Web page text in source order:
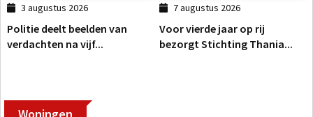
3 augustus 2026
Politie deelt beelden van
verdachten na vijf...
7 augustus 2026
Voor vierde jaar op rij
bezorgt Stichting Thania...